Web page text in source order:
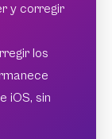
y corregir
los
iOS, sin